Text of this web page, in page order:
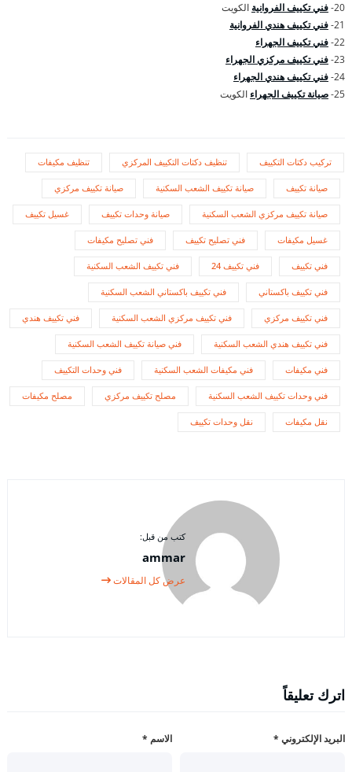
20- فني تكييف الفروانية الكويت
21- فني تكييف هندي الفروانية
22- فني تكييف الجهراء
23- فني تكييف مركزي الجهراء
24- فني تكييف هندي الجهراء
25- صيانة تكييف الجهراء الكويت
تركيب دكتات التكييف تنظيف دكتات التكييف المركزي تنظيف مكيفات
صيانة تكييف صيانة تكييف الشعب السكنية صيانة تكييف مركزي
صيانة تكييف مركزي الشعب السكنية صيانة وحدات تكييف غسيل تكييف
غسيل مكيفات فني تصليح تكييف فني تصليح مكيفات
فني تكييف فني تكييف 24 فني تكييف الشعب السكنية
فني تكييف باكستاني فني تكييف باكستاني الشعب السكنية
فني تكييف مركزي فني تكييف مركزي الشعب السكنية فني تكييف هندي
فني تكييف هندي الشعب السكنية فني صيانة تكييف الشعب السكنية
فني مكيفات فني مكيفات الشعب السكنية فني وحدات التكييف
فني وحدات تكييف الشعب السكنية مصلح تكييف مركزي مصلح مكيفات
نقل مكيفات نقل وحدات تكييف
كتب من قبل:
ammar
عرض كل المقالات
اترك تعليقاً
الاسم * البريد الإلكتروني *